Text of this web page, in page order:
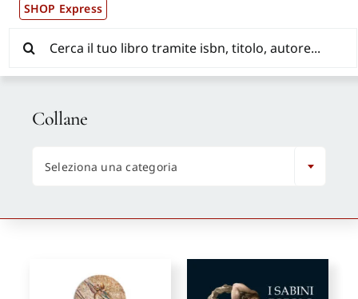
SHOP Express
Pubblicazioni
News ed Eventi
Distribuzione Wolrdwide
CONSIP / MEPA / ANVUR / CINECA
per:
Collane
Seleziona una categoria